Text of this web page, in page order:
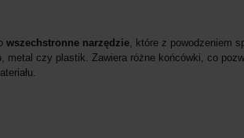
wszechstronne narzędzie, które z powodzeniem
metal czy plastik. Zawiera różne końcówki, co